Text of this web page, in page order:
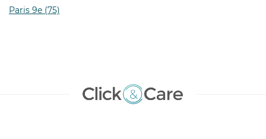
Paris 9e (75)